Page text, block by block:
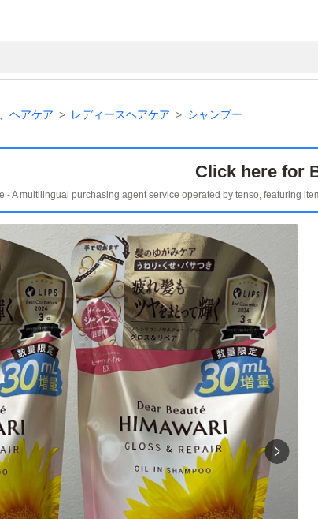
ヘアケア レディースヘアケア シャンプー
Click here for
- A multilingual purchasing agent service operated by tenso, featuring